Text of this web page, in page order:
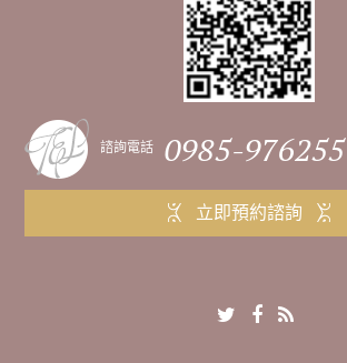
諮詢電話 0985-976255
立即預約諮詢